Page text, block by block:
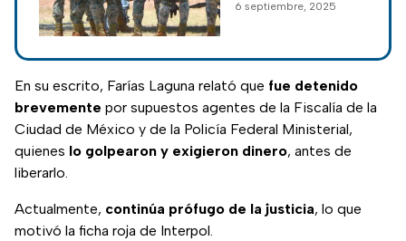
SEMAR, FGR y
10 millones de litros
de hidrocarburo.
6 septiembre, 2025
En su escrito, Farías Laguna relató que fue detenido
brevemente por supuestos agentes de la Fiscalía de la
Ciudad de México y de la Policía Federal Ministerial,
quienes lo golpearon y exigieron dinero, antes de
liberarlo.
Actualmente, continúa prófugo de la justicia, lo que
motivó la ficha roja de Interpol.